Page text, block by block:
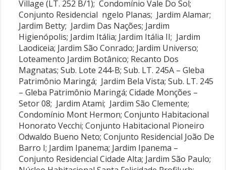
Village (LT. 252 B/1); Condomínio Vale Do Sol;
Conjunto Residencial ngelo Planas; Jardim Alamar;
Jardim Betty; Jardim Das Nações; Jardim
Higienópolis; Jardim Itália; Jardim Itália II; Jardim
Laodiceia; Jardim São Conrado; Jardim Universo;
Loteamento Jardim Botânico; Recanto Dos
Magnatas; Sub. Lote 244-B; Sub. LT. 245A – Gleba
Patrimônio Maringá; Jardim Bela Vista; Sub. LT. 245
– Gleba Patrimônio Maringá; Cidade Monções –
Setor 08; Jardim Atami; Jardim São Clemente;
Condomínio Mont Hermon; Conjunto Habitacional
Honorato Vecchi; Conjunto Habitacional Pioneiro
Odwaldo Bueno Neto; Conjunto Residencial João De
Barro I; Jardim Ipanema; Jardim Ipanema –
Conjunto Residencial Cidade Alta; Jardim São Paulo;